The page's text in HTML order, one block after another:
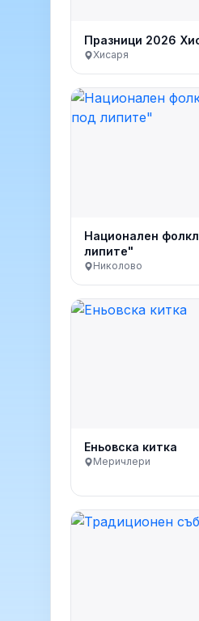
Празници 2026
Хисаря
Национален
липите"
Николово
Еньовска китка
Меричлери